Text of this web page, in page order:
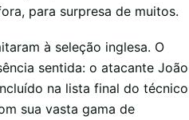
para surpresa de muitos.
à seleção inglesa. O
sentida: o atacante João
na lista final do técnico
sua vasta gama de